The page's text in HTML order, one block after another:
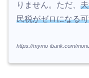
りません。ただ、
民税がゼロになる
https://mymo-ibank.com/